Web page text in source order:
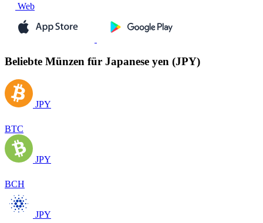
Web
Beliebte Münzen für Japanese yen (JPY)
JPY
BTC
JPY
BCH
JPY